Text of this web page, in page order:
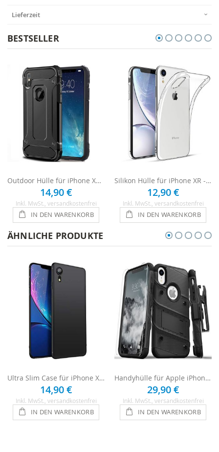
Lieferzeit
BESTSELLER
Outdoor Hülle für iPhone XR - Schwarz
14,90 €
Inkl. MwSt. , versandkostenfrei
IN DEN WARENKORB
Silikon Hülle für iPhone XR - Transparent
12,90 €
Inkl. MwSt. , versandkostenfrei
IN DEN WARENKORB
ÄHNLICHE PRODUKTE
Ultra Slim Case für iPhone XR - Schwarz
14,90 €
Inkl. MwSt. , versandkostenfrei
IN DEN WARENKORB
Handyhülle für Apple iPhone XR Case - Schwarz
29,90 €
Inkl. MwSt. , versandkostenfrei
IN DEN WARENKORB